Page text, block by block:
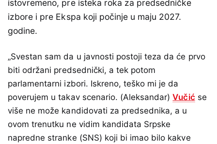
istovremeno, pre isteka roka za predsedničke
izbore i pre Ekspa koji počinje u maju 2027.
godine.
„Svestan sam da u javnosti postoji teza da će prvo
biti održani predsednički, a tek potom
parlamentarni izbori. Iskreno, teško mi je da
poverujem u takav scenario. (Aleksandar)Vučić se
više ne može kandidovati za predsednika, a u
ovom trenutku ne vidim kandidata Srpske
napredne stranke (SNS) koji bi imao bilo kakve